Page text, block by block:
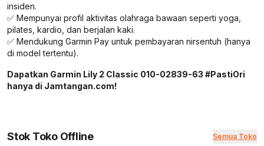
insiden.
✅ Mempunyai profil aktivitas olahraga bawaan seperti yoga,
pilates, kardio, dan berjalan kaki.
✅ Mendukung Garmin Pay untuk pembayaran nirsentuh (hanya
di model tertentu).
Dapatkan Garmin Lily 2 Classic 010-02839-63 #PastiOri
hanya di Jamtangan.com!
Stok Toko Offline Semua Toko